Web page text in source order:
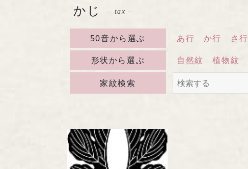
かじ – tax –
50音から選ぶ あ行 か行 さ行
形状から選ぶ
自然紋 植物紋
家紋検索